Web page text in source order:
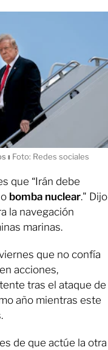
ı Foto: Redes sociales
que “Irán debe
bomba nuclear." Dijo
la navegación
marinas.
que no confía
acciones,
tras el ataque de
año mientras este
de que actúe la otra